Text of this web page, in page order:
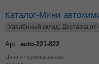
Каталог-Мини
Удалённый склад. Доставка от
Арт: auto-221-822
Цена от суммы заказа